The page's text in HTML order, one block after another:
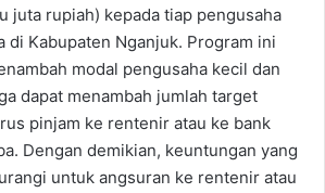
juta rupiah) kepada tiap pengusaha
di Kabupaten Nganjuk. Program ini
modal pengusaha kecil dan
dapat menambah jumlah target
pinjam ke rentenir atau ke bank
Dengan demikian, keuntungan yang
untuk angsuran ke rentenir atau